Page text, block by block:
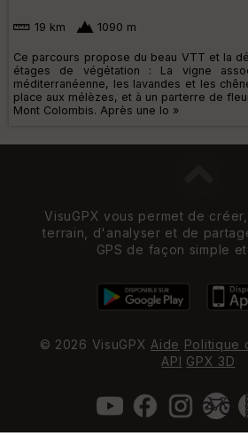
19 km 1090 m
Ce parcours propose du beau VTT et la
étages de végétation : La vigne
méditerranéenne, les lavandes et les
place aux mélèzes, et à un parterre de
Mont Colombis. Après une lo »
VisuGPX vous permet de
terrain, d'analyser et de
GPS de façon simple
© 2026 VisuGPX Aide Politique
API GPX 3D